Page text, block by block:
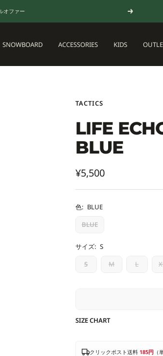
オファー
次
へ
SNOWBOARD ACCESSORIES KIDS
TACTICS
LIFE
BLUE
セ
ー
ル
価
¥5,500
色: BLUE
BLUE
サイズ: S
S
M L
SIZE CHART
クリックポスト送料 185円（